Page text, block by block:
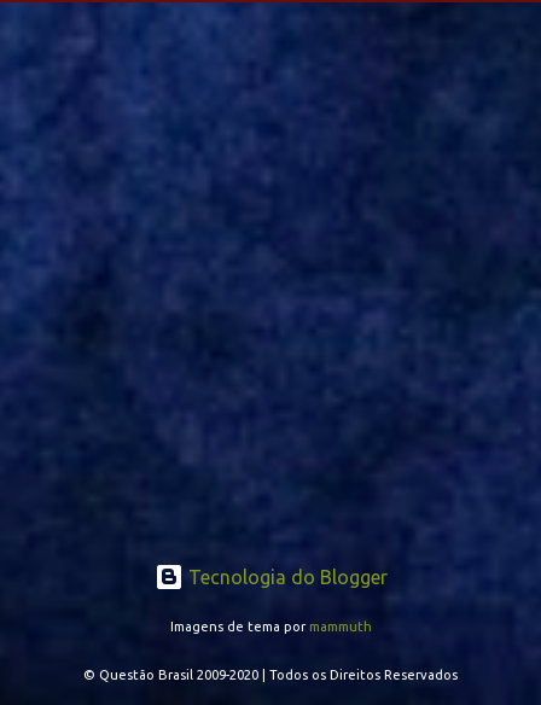
Desde então, está no Kayserispor. Caso a negociação seja
concretizada, o jogador chegará ao Beira-Rio para ser mais uma
opção de Mano Menezes no setor de meio-campo. Atualmente, na
Turquia, Gustavo Campanharo vem atuando como volante, mas
Tecnologia do Blogger
Imagens de tema por mammuth
© Questão Brasil 2009-2020 | Todos os Direitos Reservados